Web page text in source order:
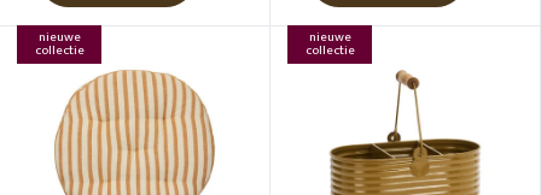
nieuwe
collectie
nieuwe
collectie